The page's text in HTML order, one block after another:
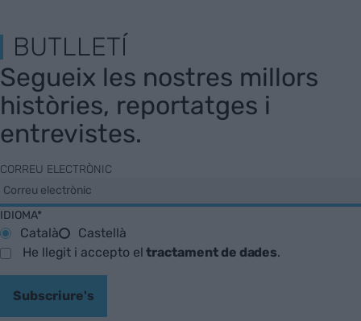
BUTLLETÍ
Segueix les nostres millors
històries, reportatges i
entrevistes.
CORREU ELECTRÒNIC
IDIOMA*
Català
Castellà
He llegit i accepto eltractament de dades.
Subscriure's